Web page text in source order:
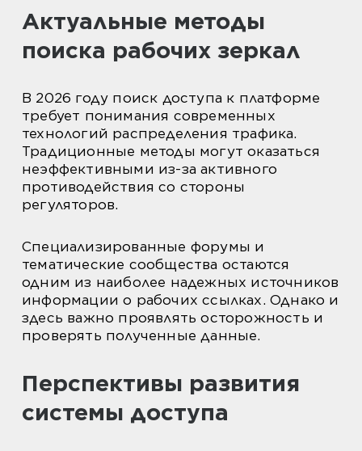
Актуальные методы
поиска рабочих зеркал
В 2026 году поиск доступа к платформе
требует понимания современных
технологий распределения трафика.
Традиционные методы могут оказаться
неэффективными из-за активного
противодействия со стороны
регуляторов.
Специализированные форумы и
тематические сообщества остаются
одним из наиболее надежных источников
информации о рабочих ссылках. Однако и
здесь важно проявлять осторожность и
проверять полученные данные.
Перспективы развития
системы доступа